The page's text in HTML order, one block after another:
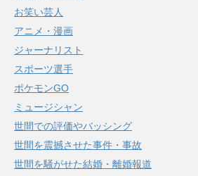
お笑い芸人
アニメ・漫画
ジャーナリスト
スポーツ選手
ポケモンGO
ミュージシャン
世間での評価やバッシング
世間を震撼させた事件・事故
世間を騒がせた結婚・離婚報道